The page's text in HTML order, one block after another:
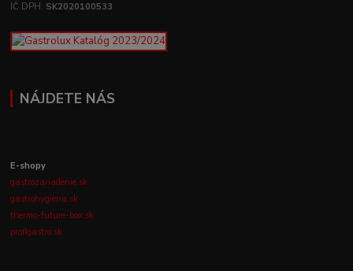
IČ DPH: SK2020100533
NÁJDETE NÁS
E-shopy
gastrozariadenie.sk
gastrohygiena.sk
thermo-future-box.sk
profigastro.sk